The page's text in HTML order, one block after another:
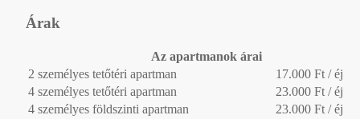
Árak
Az apartmanok árai
2 személyes tetőtéri apartman
17.000 Ft / éj
4 személyes tetőtéri apartman
23.000 Ft / éj
4 személyes földszinti apartman
23.000 Ft / éj